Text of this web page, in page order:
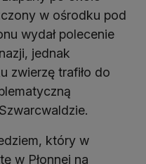
w ośrodku pod
wydał polecenie
jednak
zwierzę trafiło do
który w
w Płonnej na